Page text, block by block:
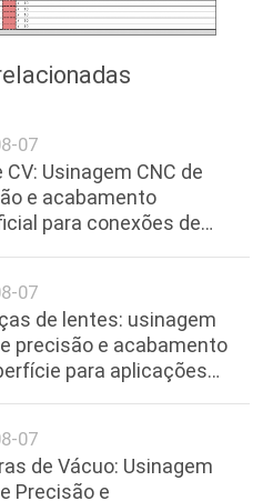
07
CV: Usinagem CNC de
e acabamento
para conexões de
07
de lentes: usinagem
precisão e acabamento
para aplicações
07
de Vácuo: Usinagem
Precisão e